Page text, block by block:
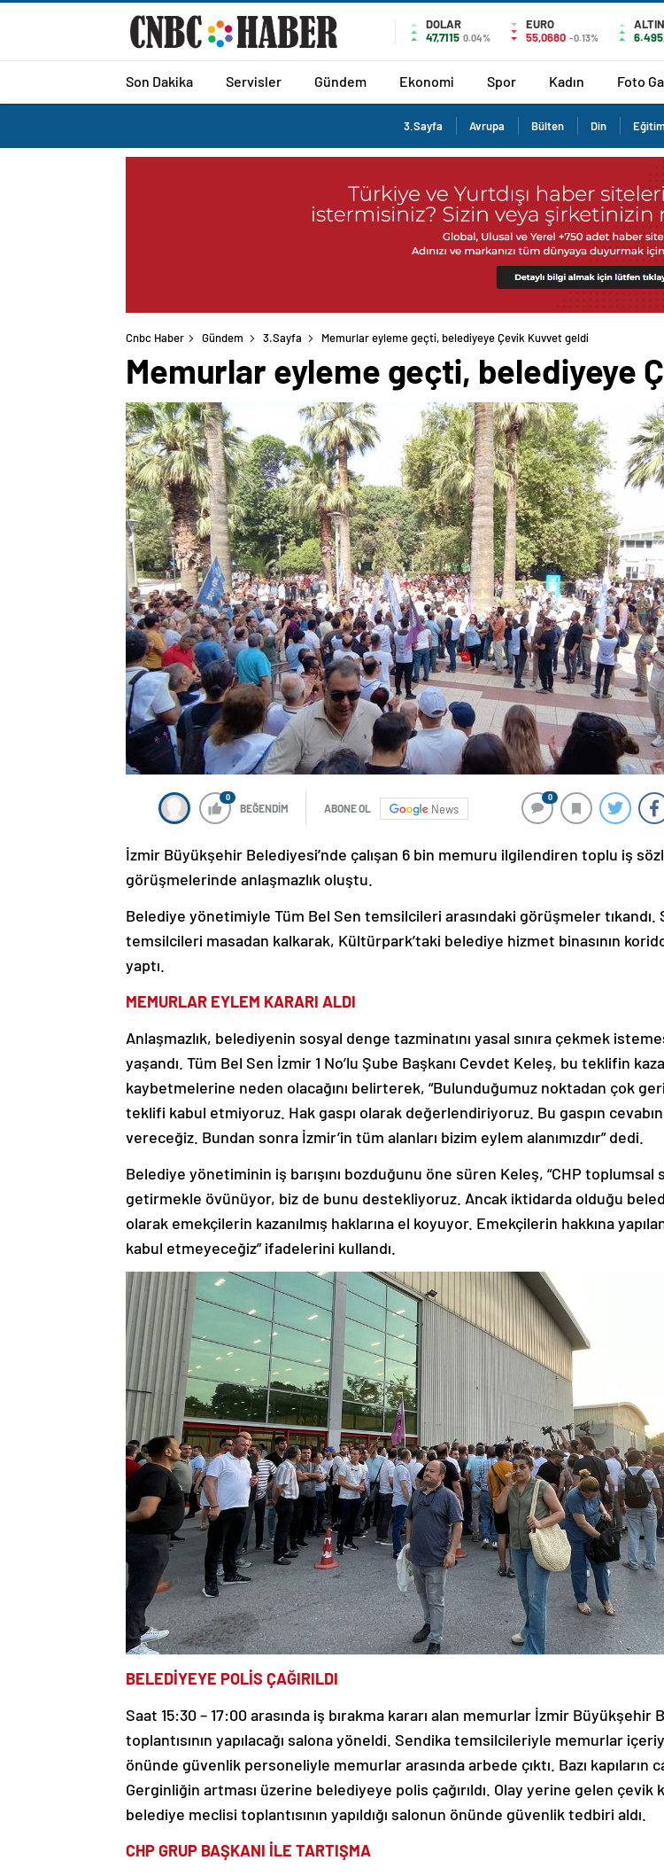
DOLAR
47,7115 0.04%
EURO
55,0680 -0.13%
ALTIN
Son Dakika Servisler Gündem Ekonomi Spor Kadın Foto
3.Sayfa Avrupa Bülten Din Eğitim
Cnbc Haber Gündem 3.Sayfa Memurlar eyleme geçti, belediyeye Çevik Kuvvet geldi
Memurlar eyleme geçti, belediyeye
0
BEĞENDİM ABONE OL News
0
İzmir Büyükşehir Belediyesi’nde çalışan 6 bin memuru ilgilendiren toplu iş
görüşmelerinde anlaşmazlık oluştu.
Belediye yönetimiyle Tüm Bel Sen temsilcileri arasındaki görüşmeler tıkandı.
temsilcileri masadan kalkarak, Kültürpark’taki belediye hizmet binasının
yaptı.
MEMURLAR EYLEM KARARI ALDI
Anlaşmazlık, belediyenin sosyal denge tazminatını yasal sınıra çekmek
yaşandı. Tüm Bel Sen İzmir 1 No’lu Şube Başkanı Cevdet Keleş, bu teklifin
kaybetmelerine neden olacağını belirterek, “Bulunduğumuz noktadan çok
teklifi kabul etmiyoruz. Hak gaspı olarak değerlendiriyoruz. Bu gaspın
vereceğiz. Bundan sonra İzmir’in tüm alanları bizim eylem alanımızdır” dedi.
Belediye yönetiminin iş barışını bozduğunu öne süren Keleş, “CHP toplumsal
getirmekle övünüyor, biz de bunu destekliyoruz. Ancak iktidarda olduğu
olarak emekçilerin kazanılmış haklarına el koyuyor. Emekçilerin hakkına yapılan
kabul etmeyeceğiz” ifadelerini kullandı.
BELEDİYEYE POLİS ÇAĞIRILDI
Saat 15:30 – 17:00 arasında iş bırakma kararı alan memurlar İzmir Büyükşehir
toplantısının yapılacağı salona yöneldi. Sendika temsilcileriyle memurlar
önünde güvenlik personeliyle memurlar arasında arbede çıktı. Bazı kapıların
Gerginliğin artması üzerine belediyeye polis çağırıldı. Olay yerine gelen çevik
belediye meclisi toplantısının yapıldığı salonun önünde güvenlik tedbiri aldı.
CHP GRUP BAŞKANI İLE TARTIŞMA